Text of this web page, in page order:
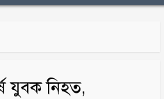
যুবক নিহত,